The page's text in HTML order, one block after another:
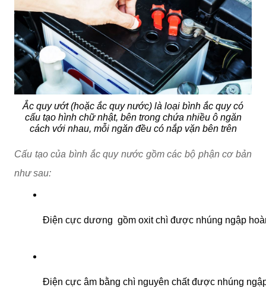
Ắc quy ướt (hoặc ắc quy nước) là loại bình ắc quy có
cấu tạo hình chữ nhật, bên trong chứa nhiều ô ngăn
cách với nhau, mỗi ngăn đều có nắp vặn bên trên
Cấu tạo của bình ắc quy nước gồm các bộ phận cơ bản
như sau:
Điện cực dương  gồm oxit chì được nhúng ngập
Điện cực âm bằng chì nguyên chất được nhúng